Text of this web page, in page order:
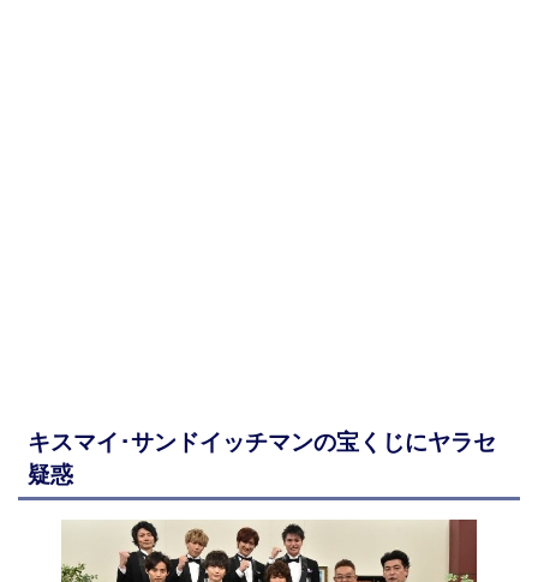
キスマイ･サンドイッチマンの宝くじにヤラセ
疑惑